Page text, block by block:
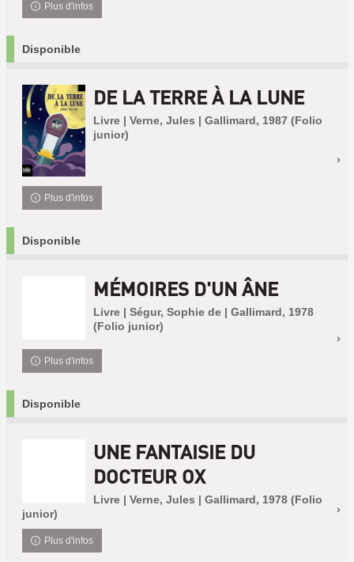
Plus d'infos
Disponible
DE LA TERRE À LA LUNE
Livre | Verne, Jules | Gallimard, 1987 (Folio
junior)
Plus d'infos
Disponible
MÉMOIRES D'UN ÂNE
Livre | Ségur, Sophie de | Gallimard, 1978
(Folio junior)
Plus d'infos
Disponible
UNE FANTAISIE DU
DOCTEUR OX
Livre | Verne, Jules | Gallimard, 1978 (Folio
junior)
Plus d'infos